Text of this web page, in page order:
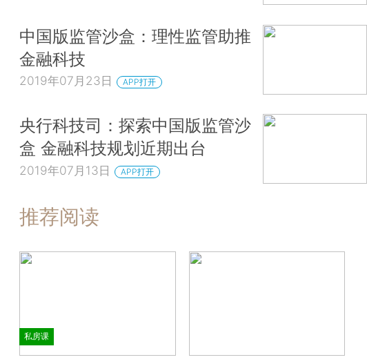
中国版监管沙盒：理性监管助推
金融科技
2019年07月23日 APP打开
央行科技司：探索中国版监管沙
盒 金融科技规划近期出台
2019年07月13日 APP打开
推荐阅读
私房课